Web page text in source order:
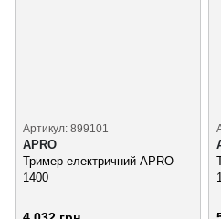
Артикул: 899101
APRO
Тример електричний APRO
1400